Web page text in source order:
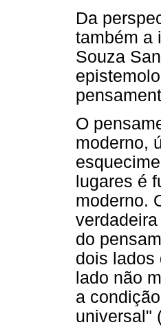
Da
também a
Souza
O
moderno,
lugares é
moderno.
do
dois lados
lado não
a
universal"